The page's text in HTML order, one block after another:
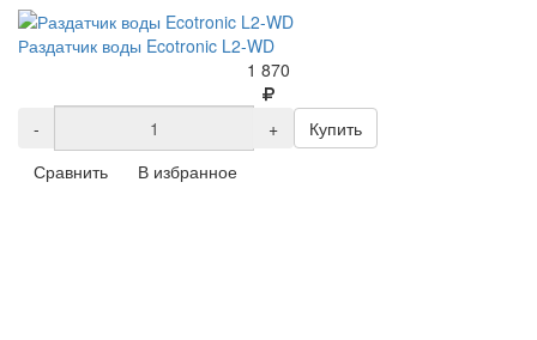
Раздатчик воды Ecotronic L2-WD
1 870
- +
Купить
Сравнить
В избранное